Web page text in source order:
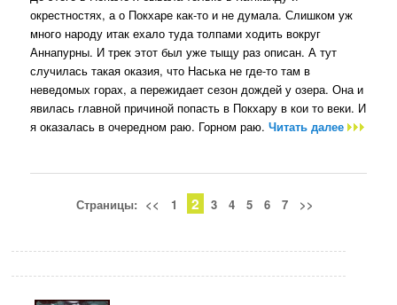
окрестностях, а о Покхаре как-то и не думала. Слишком уж
много народу итак ехало туда толпами ходить вокруг
Аннапурны. И трек этот был уже тыщу раз описан. А тут
случилась такая оказия, что Наська не где-то там в
неведомых горах, а пережидает сезон дождей у озера. Она и
явилась главной причиной попасть в Покхару в кои то веки. И
я оказалась в очередном раю. Горном раю.Читать далее
Страницы: << 1 2 3 4 5 6 7 >>